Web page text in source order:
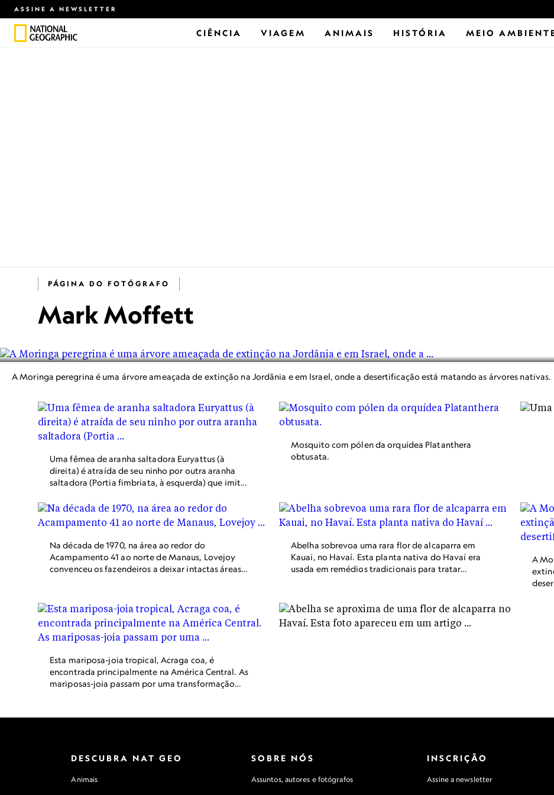
ASSINE A NEWSLETTER
CIÊNCIA VIAGEM ANIMAIS HISTÓRIA MEIO
PÁGINA DO FOTÓGRAFO
Mark Moffett
A Moringa peregrina é uma árvore ameaçada de extinção na Jordânia e em Israel, onde a desertificação está matando as árvores nativas.
Uma fêmea de aranha saltadora Euryattus (à
direita) é atraída de seu ninho por outra aranha
saltadora (Portia fimbriata, à esquerda) que imita
aranha macho Euryattus em Queensland, Austrália.
Mosquito com pólen da orquídea Platanthera
obtusata.
Na década de 1970, na área ao redor do
Acampamento 41 ao norte de Manaus, Lovejoy
convenceu os fazendeiros a deixar intactas áreas
para saber como a fragmentação da floresta afeta
a vida selvagem.
Abelha sobrevoa uma rara flor de alcaparra em
Kauai, no Havaí. Esta planta nativa do Havaí era
usada em remédios tradicionais para tratar
A
Esta mariposa-joia tropical, Acraga coa, é
encontrada principalmente na América Central. As
mariposas-joia passam por uma transformação
peludas.
DESCUBRA NAT GEO
Animais
SOBRE NÓS
Assuntos, autores e fotógrafos
INSCRIÇÃO
Assine a newsletter